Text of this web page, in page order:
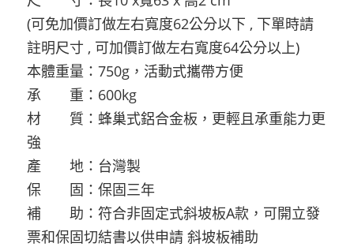
(可免加價訂做左右寬度62公分以下 , 下單時請
註明尺寸 , 可加價訂做左右寬度64公分以上)
本體重量：750g，活動式攜帶方便
承 重：600kg
材 質：蜂巢式鋁合金板，更輕且承重能力更
強
產 地：台灣製
保 固：保固三年
補 助：符合非固定式斜坡板A款，可開立發
票和保固切結書以供申請 斜坡板補助